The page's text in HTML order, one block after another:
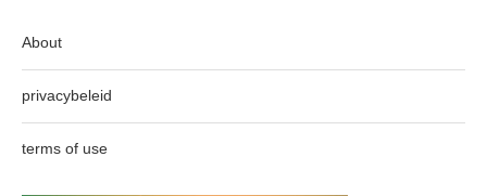
About
privacybeleid
terms of use